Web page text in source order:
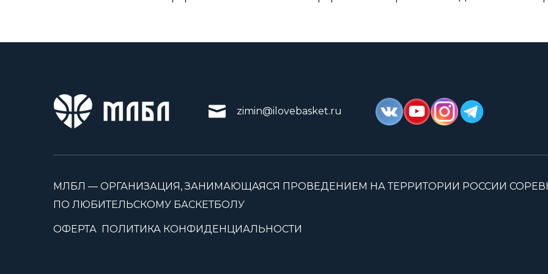
zimin@ilovebasket.ru
МЛБЛ — ОРГАНИЗАЦИЯ, ЗАНИМАЮЩАЯСЯ ПРОВЕДЕНИЕМ НА ТЕРРИТОРИИ РОССИИ
ПО ЛЮБИТЕЛЬСКОМУ БАСКЕТБОЛУ
ОФЕРТА ПОЛИТИКА КОНФИДЕНЦИАЛЬНОСТИ